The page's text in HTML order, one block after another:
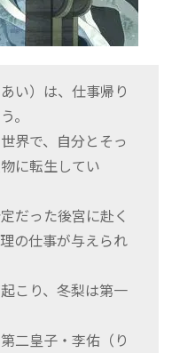
い）は、仕事帰り
。
界で、自分とそっ
に転生してい
だった後宮に赴く
の仕事が与えられ
こり、冬梨は第一
二皇子・李佑（り